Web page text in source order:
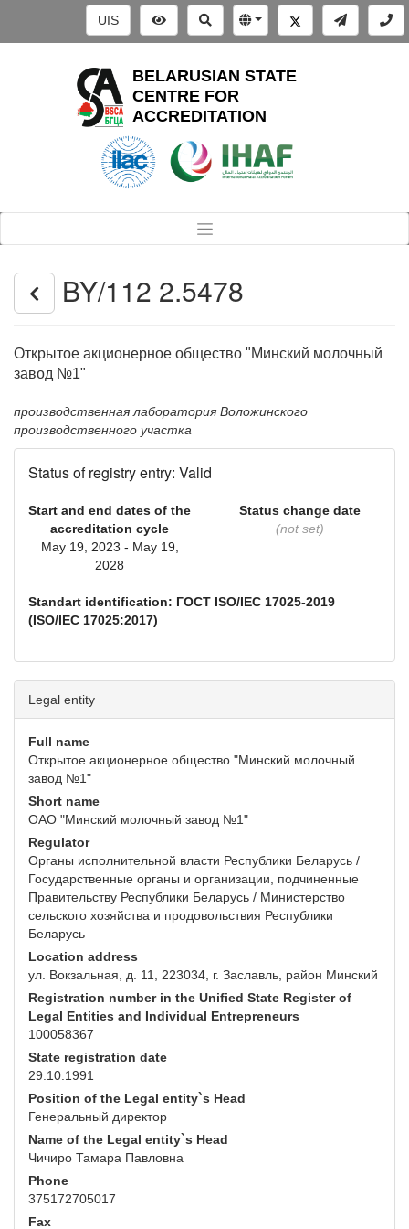
UIS
BELARUSIAN STATE
CENTRE FOR
ACCREDITATION
BY/112 2.5478
Открытое акционерное общество "Минский молочный
завод №1"
производственная лаборатория Воложинского
производственного участка
Status of registry entry: Valid
Start and end dates of the
accreditation cycle
May 19, 2023 - May 19,
2028
Status change date
(not set)
Standart identification: ГОСТ ISO/IEC 17025-2019
(ISO/IEC 17025:2017)
Legal entity
Full name
Открытое акционерное общество "Минский молочный
завод №1"
Short name
ОАО "Минский молочный завод №1"
Regulator
Органы исполнительной власти Республики Беларусь /
Государственные органы и организации, подчиненные
Правительству Республики Беларусь / Министерство
сельского хозяйства и продовольствия Республики
Беларусь
Location address
ул. Вокзальная, д. 11, 223034, г. Заславль, район Минский
Registration number in the Unified State Register of
Legal Entities and Individual Entrepreneurs
100058367
State registration date
29.10.1991
Position of the Legal entity`s Head
Генеральный директор
Name of the Legal entity`s Head
Чичиро Тамара Павловна
Phone
375172705017
Fax